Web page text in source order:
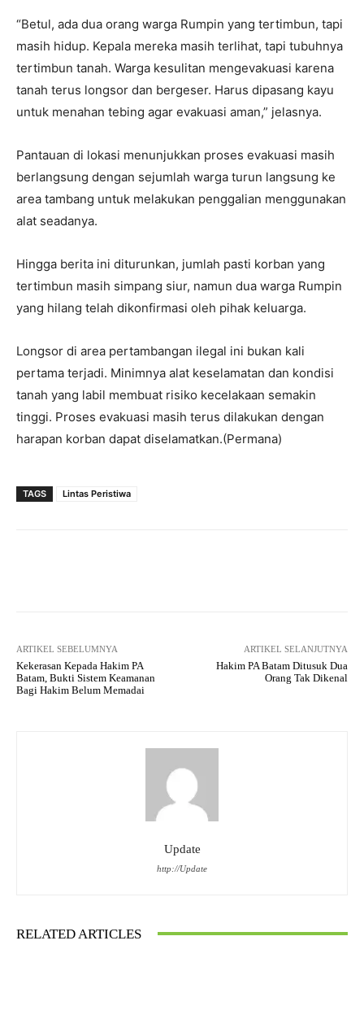
“Betul, ada dua orang warga Rumpin yang tertimbun, tapi
masih hidup. Kepala mereka masih terlihat, tapi tubuhnya
tertimbun tanah. Warga kesulitan mengevakuasi karena
tanah terus longsor dan bergeser. Harus dipasang kayu
untuk menahan tebing agar evakuasi aman,” jelasnya.
Pantauan di lokasi menunjukkan proses evakuasi masih
berlangsung dengan sejumlah warga turun langsung ke
area tambang untuk melakukan penggalian menggunakan
alat seadanya.
Hingga berita ini diturunkan, jumlah pasti korban yang
tertimbun masih simpang siur, namun dua warga Rumpin
yang hilang telah dikonfirmasi oleh pihak keluarga.
Longsor di area pertambangan ilegal ini bukan kali
pertama terjadi. Minimnya alat keselamatan dan kondisi
tanah yang labil membuat risiko kecelakaan semakin
tinggi. Proses evakuasi masih terus dilakukan dengan
harapan korban dapat diselamatkan.(Permana)
TAGS Lintas Peristiwa
ARTIKEL SEBELUMNYA
Kekerasan Kepada Hakim PA
Batam, Bukti Sistem Keamanan
Bagi Hakim Belum Memadai
ARTIKEL SELANJUTNYA
Hakim PA Batam Ditusuk Dua
Orang Tak Dikenal
Update
http://Update
RELATED ARTICLES